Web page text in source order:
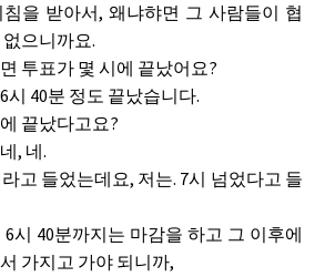
을 받아서, 왜냐햐면 그 사람들이 협
으니까요.
투표가 몇 시에 끝났어요?
6시 40분 정도 끝났습니다.
끝났다고요?
네, 네.
고 들었는데요, 저는. 7시 넘었다고 들
6시 40분까지는 마감을 하고 그 이후에
가지고 가야 되니까,